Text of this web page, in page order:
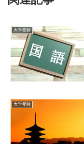
大学受験
大学受験